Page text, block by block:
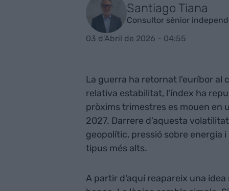
Santiago Tiana
Consultor sènior
03 d'Abril de 2026 - 04:55
La guerra ha retornat l'euríbor al
relativa estabilitat, l'índex ha
pròxims trimestres es mouen en
2027. Darrere d'aquesta
geopolític, pressió sobre energia
tipus més alts.
A partir d'aquí reapareix una